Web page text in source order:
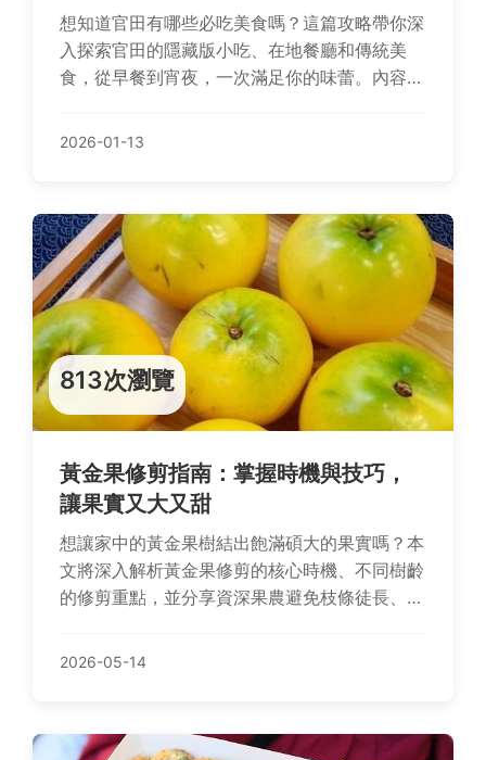
想知道官田有哪些必吃美食嗎？這篇攻略帶你深
入探索官田的隱藏版小吃、在地餐廳和傳統美
食，從早餐到宵夜，一次滿足你的味蕾。內容包
資訊，幫助你規劃完美的美食之旅。
2026-01-13
813次瀏覽
黃金果修剪指南：掌握時機與技巧，
讓果實又大又甜
想讓家中的黃金果樹結出飽滿碩大的果實嗎？本
文將深入解析黃金果修剪的核心時機、不同樹齡
的修剪重點，並分享資深果農避免枝條徒長、促
2026-05-14